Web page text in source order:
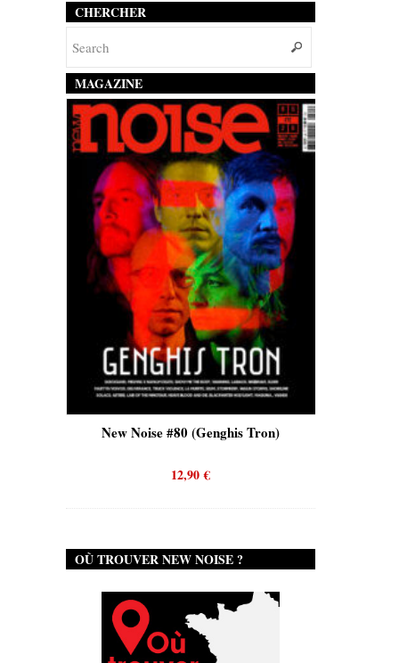
CHERCHER
MAGAZINE
Noise #80 (Genghis Tron) New Noise #80
OÙ TROUVER NEW NOISE ?